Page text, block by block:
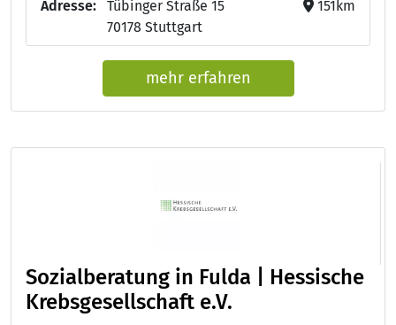
Adresse:
Tübinger Straße 15
70178 Stuttgart
151km
mehr erfahren
Sozialberatung in Fulda | Hessische
Krebsgesellschaft e.V.